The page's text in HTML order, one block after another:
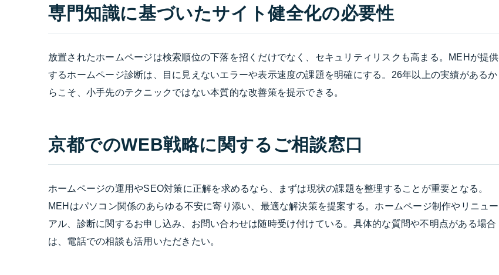
専門知識に基づいたサイト健全化の必要性
放置されたホームページは検索順位の下落を招くだけでなく、セキュリティリスクも高まる。MEHが提供
するホームページ診断は、目に見えないエラーや表示速度の課題を明確にする。26年以上の実績があるか
らこそ、小手先のテクニックではない本質的な改善策を提示できる。
京都でのWEB戦略に関するご相談窓口
ホームページの運用やSEO対策に正解を求めるなら、まずは現状の課題を整理することが重要となる。
MEHはパソコン関係のあらゆる不安に寄り添い、最適な解決策を提案する。ホームページ制作やリニュー
アル、診断に関するお申し込み、お問い合わせは随時受け付けている。具体的な質問や不明点がある場合
は、電話での相談も活用いただきたい。